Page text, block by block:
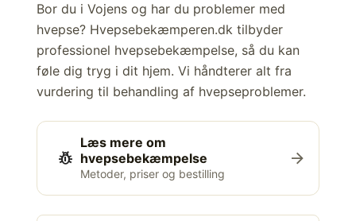
Bor du i Vojens og har du problemer med
hvepse? Hvepsebekæmperen.dk tilbyder
professionel hvepsebekæmpelse, så du kan
føle dig tryg i dit hjem. Vi håndterer alt fra
vurdering til behandling af hvepseproblemer.
pest_control
Læs mere om
hvepsebekæmpelse
Metoder, priser og bestilling
arrow_forward